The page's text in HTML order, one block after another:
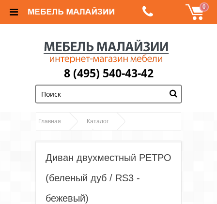
0
8 (495) 540-43-42
Главная Каталог
РЕТРО (беленый дуб / RS3 - бежевый)
Диван двухместный РЕТРО
(беленый дуб / RS3 -
бежевый)